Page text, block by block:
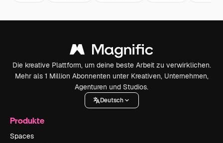
Die kreative Plattform, um deine beste Arbeit zu verwirklichen.
Mehr als 1 Million Abonnenten unter Kreativen, Unternehmen,
Agenturen und Studios.
Deutsch
Produkte
Spaces